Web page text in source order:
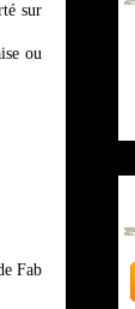
sur
ou
Fab